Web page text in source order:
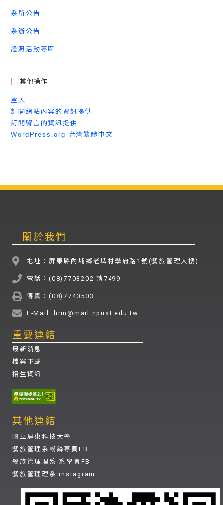
系所公告
系辦公告
證照活動專區
其他操作
登入
訂閱網站內容的資訊提供
訂閱留言的資訊提供
WordPress.org 台灣繁體中文
::: 關於我們
地址：屏東縣內埔鄉老埤村學府路1號(餐旅管理大樓)
電話：(08)7703202 轉7499
傳真：(08)7740503
E-Mail: hrm@mail.npust.edu.tw
重要連結
最新消息
檔案下載
招生資訊
其他連結
國立屏東科技大學
餐旅管理系粉絲專頁FB
餐旅管理理系 系學會FB
餐旅管理理系 instagram